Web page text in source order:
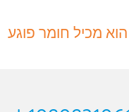
מכיל חומר פוגע